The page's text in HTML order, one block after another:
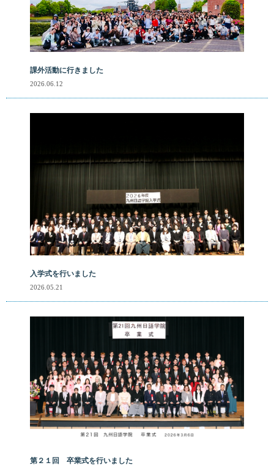
課外活動に行きました
2026.06.12
入学式を行いました
2026.05.21
第２１回 卒業式を行いました